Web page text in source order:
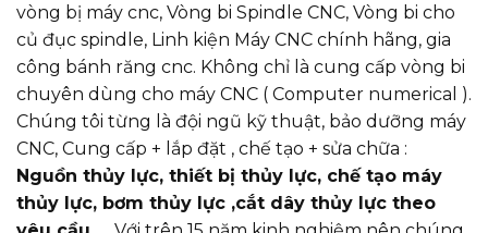
vòng bị máy cnc, ​​​​​​​Vòng bi Spindle CNC, Vòng bi cho
củ đục spindle, Linh kiện Máy CNC chính hãng, gia
công bánh răng cnc. Không chỉ là cung cấp vòng bi
chuyên dùng cho máy CNC ( Computer numerical ).
Chúng tôi từng là đội ngũ kỹ thuật, bảo dưỡng máy
CNC, Cung cấp + lắp đặt , chế tạo + sửa chữa :
Nguồn thủy lực, thiết bị thủy lực, chế tạo máy
thủy lực, bơm thủy lực ,cắt dây thủy lực theo